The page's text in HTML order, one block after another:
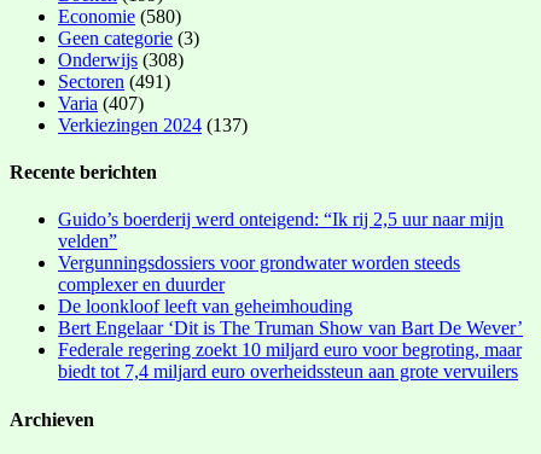
Economie (580)
Geen categorie (3)
Onderwijs (308)
Sectoren (491)
Varia (407)
Verkiezingen 2024 (137)
Recente berichten
Guido’s boerderij werd onteigend: “Ik rij 2,5 uur naar mijn
velden”
Vergunningsdossiers voor grondwater worden steeds
complexer en duurder
De loonkloof leeft van geheimhouding
Bert Engelaar ‘Dit is The Truman Show van Bart De Wever’
Federale regering zoekt 10 miljard euro voor begroting, maar
biedt tot 7,4 miljard euro overheidssteun aan grote vervuilers
Archieven